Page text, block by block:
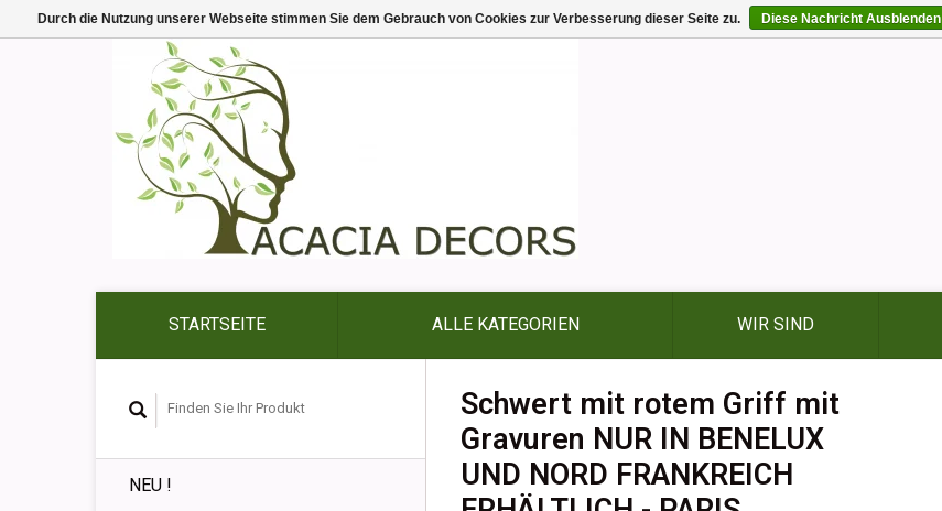
STARTSEITE ALLE KATEGORIEN WIR SIND
NEU !
Schwert mit rotem Griff mit
Gravuren NUR IN BENELUX
UND NORD FRANKREICH
Durch die Nutzung unserer Webseite stimmen Sie dem Gebrauch von Cookies zur Verbesserung dieser Seite zu. Diese Nachricht Ausblenden